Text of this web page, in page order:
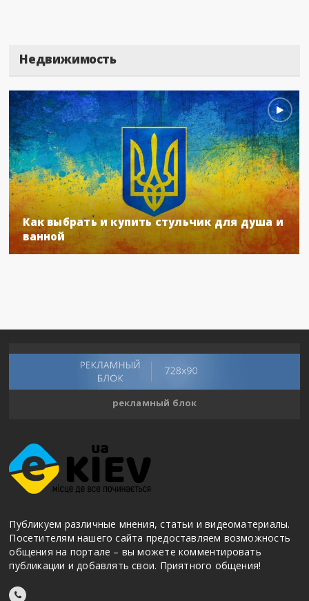
Недвижимость
Как выбрать и купить стульчик для душа и
ванной
рекламный блок
Публикуем различные мнения, статьи и видеоматериалы.
Посетителям нашего сайта предоставляем возможность
общения на портале – вы можете комментировать
публикации и добавлять свои. Приятного общения!